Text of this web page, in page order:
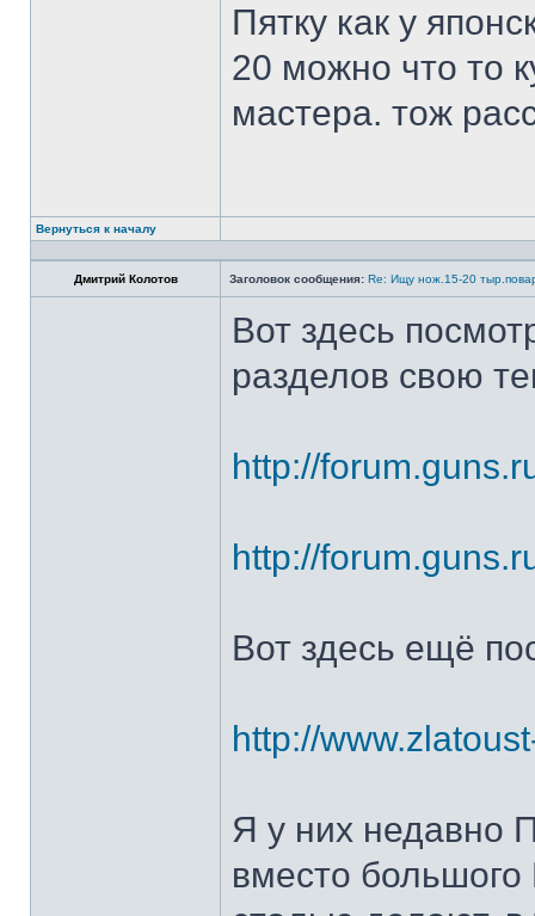
Пятку как у
20 можно что то
мастера. тож
Вернуться к началу
Дмитрий Колотов Заголовок сообщения: Re: Ищу нож.15-20
Вот здесь
разделов свою
http://
http://
Вот здесь ещё
http://
Я у них недавно
вместо